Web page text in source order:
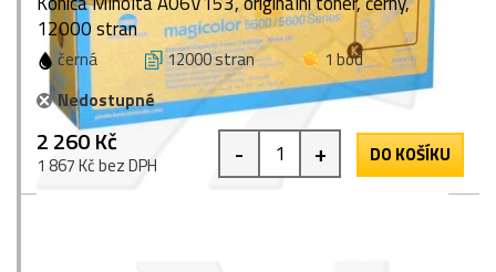
12000 stran
černá 12000 stran
1 bod
Nedostupné
2 260 Kč
1 867 Kč bez DPH - + DO KOŠÍKU